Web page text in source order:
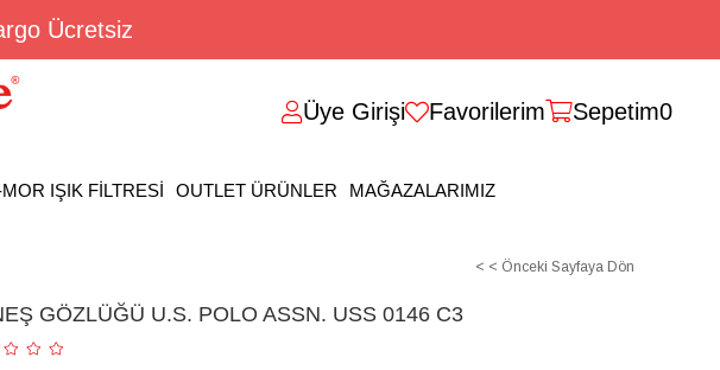
Ücretsiz
Üye Girişi Favorilerim Sepetim0
IŞIK FİLTRESİ OUTLET ÜRÜNLER MAĞAZALARIMIZ
< < Önceki Sayfaya Dön
GÖZLÜĞÜ U.S. POLO ASSN. USS 0146 C3